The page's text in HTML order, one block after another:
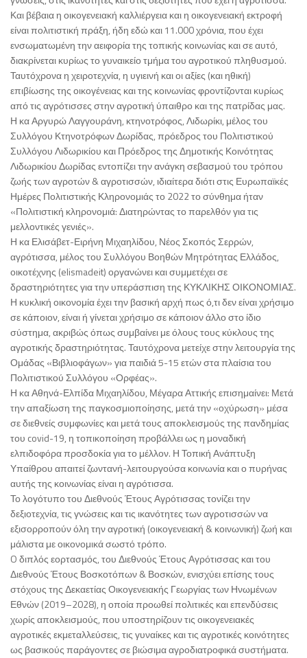
Και βέβαια η οικογενειακή καλλιέργεια και η οικογενειακή εκτροφή
είναι πολιτιστική πράξη, ήδη εδώ και 11.000 χρόνια, που έχει
ενσωματωμένη την αειφορία της τοπικής κοινωνίας και σε αυτό,
διακρίνεται κυρίως το γυναικείο τμήμα του αγροτικού πληθυσμού.
Ταυτόχρονα η χειροτεχνία, η υγιεινή και οι αξίες (και ηθική)
επιβίωσης της οικογένειας και της κοινωνίας φροντίζονται κυρίως
από τις αγρότισσες στην αγροτική ύπαιθρο και της πατρίδας μας.
Η κα Αργυρώ Λαγγουράνη, κτηνοτρόφος, Λιδωρίκι, μέλος του
Συλλόγου Κτηνοτρόφων Δωρίδας, πρόεδρος του Πολιτιστικού
Συλλόγου Λιδωρικίου και Πρόεδρος της Δημοτικής Κοινότητας
Λιδωρικίου Δωρίδας εντοπίζει την ανάγκη σεβασμού του τρόπου
ζωής των αγροτών & αγροτισσών, ιδιαίτερα διότι στις Ευρωπαϊκές
Ημέρες Πολιτιστικής Κληρονομιάς το 2022 το σύνθημα ήταν
«Πολιτιστική κληρονομιά: Διατηρώντας το παρελθόν για τις
μελλοντικές γενιές».
Η κα Ελισάβετ-Ειρήνη Μιχαηλίδου, Νέος Σκοπός Σερρών,
αγρότισσα, μέλος του Συλλόγου Βοηθών Μητρότητας Ελλάδος,
οικοτέχνης (elismadeit) οργανώνει και συμμετέχει σε
δραστηριότητες για την υπεράσπιση της ΚΥΚΛΙΚΗΣ ΟΙΚΟΝΟΜΙΑΣ.
Η κυκλική οικονομία έχει την βασική αρχή πως ό,τι δεν είναι χρήσιμο
σε κάποιον, είναι ή γίνεται χρήσιμο σε κάποιον άλλο στο ίδιο
σύστημα, ακριβώς όπως συμβαίνει με όλους τους κύκλους της
αγροτικής δραστηριότητας. Ταυτόχρονα μετείχε στην λειτουργία της
Ομάδας «Βιβλιοφάγων» για παιδιά 5-15 ετών στα πλαίσια του
Πολιτιστικού Συλλόγου «Ορφέας».
Η κα Αθηνά-Ελπίδα Μιχαηλίδου, Μέγαρα Αττικής επισημαίνει: Μετά
την απαξίωση της παγκοσμιοποίησης, μετά την «οχύρωση» μέσα
σε διεθνείς συμφωνίες και μετά τους αποκλεισμούς της πανδημίας
του covid-19, η τοπικοποίηση προβάλλει ως η μοναδική
ελπιδοφόρα προσδοκία για το μέλλον. Η Τοπική Ανάπτυξη
Υπαίθρου απαιτεί ζωντανή-λειτουργούσα κοινωνία και ο πυρήνας
αυτής της κοινωνίας είναι η αγρότισσα.
Το λογότυπο του Διεθνούς Έτους Αγρότισσας τονίζει την
δεξιοτεχνία, τις γνώσεις και τις ικανότητες των αγροτισσών να
εξισορροπούν όλη την αγροτική (οικογενειακή & κοινωνική) ζωή και
μάλιστα με οικονομικά σωστό τρόπο.
O διπλός εορτασμός, του Διεθνούς Έτους Αγρότισσας και του
Διεθνούς Έτους Βοσκοτόπων & Βοσκών, ενισχύει επίσης τους
στόχους της Δεκαετίας Οικογενειακής Γεωργίας των Ηνωμένων
Εθνών (2019–2028), η οποία προωθεί πολιτικές και επενδύσεις
χωρίς αποκλεισμούς, που υποστηρίζουν τις οικογενειακές
αγροτικές εκμεταλλεύσεις, τις γυναίκες και τις αγροτικές κοινότητες
ως βασικούς παράγοντες σε βιώσιμα αγροδιατροφικά συστήματα.